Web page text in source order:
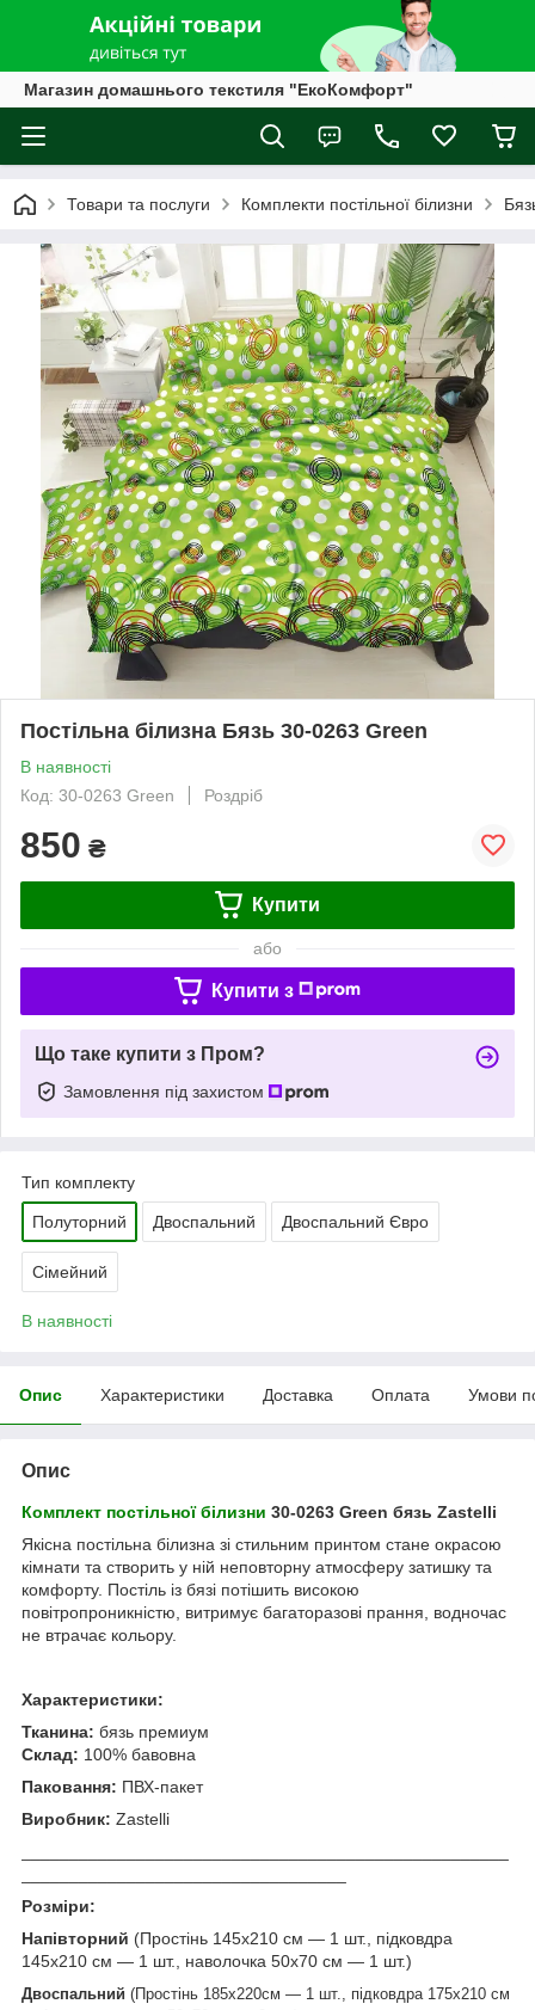
Магазин домашнього текстиля "ЕкоКомфорт"
Товари та послуги Комплекти постільної білизни
Постільна білизна Бязь 30-0263 Green
В наявності
Код: 30-0263 Green
Роздріб
850 ₴
Купити
або
Купити з
Що таке купити з Пром?
Замовлення під захистом
Тип комплекту
Полуторний Двоспальний Двоспальний Євро
Сімейний
В наявності
Опис Характеристики Доставка Оплата Умови
Опис
Комплект постільної білизни 30-0263 Green бязь Zastelli
Якісна постільна білизна зі стильним принтом стане окрасою
кімнати та створить у ній неповторну атмосферу затишку та
комфорту. Постіль із бязі потішить високою
повітропроникністю, витримує багаторазові прання, водночас
не втрачає кольору.
Характеристики:
Тканина: бязь премиум
Склад: 100% бавовна
Паковання: ПВХ-пакет
Виробник: Zastelli
Розміри:
Напівторний (Простінь 145х210 см — 1 шт., підковдра
145х210 см — 1 шт., наволочка 50х70 см — 1 шт.)
Двоспальний (Простінь 185х220см — 1 шт., підковдра 175х210 см